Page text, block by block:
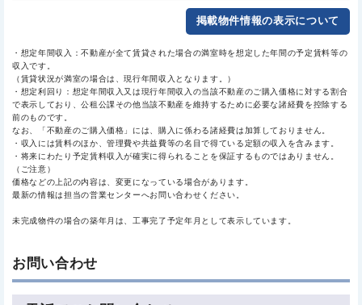
掲載物件情報の表示について
・想定年間収入：不動産が全て賃貸された場合の満室時を想定した年間の予定賃料等の
収入です。
（賃貸状況が満室の場合は、現行年間収入となります。）
・想定利回り：想定年間収入又は現行年間収入の当該不動産のご購入価格に対する割合
で表示しており、公租公課その他当該不動産を維持するために必要な諸経費を控除する
前のものです。
なお、「不動産のご購入価格」には、購入に係わる諸経費は加算しておりません。
・収入には賃料のほか、管理費や共益費等の名目で得ている定額の収入を含みます。
・将来にわたり予定賃料収入が確実に得られることを保証するものではありません。
（ご注意）
価格などの上記の内容は、変更になっている場合があります。
最新の情報は担当の営業センターへお問い合わせください。
未完成物件の場合の築年月は、工事完了予定年月として表示しています。
お問い合わせ